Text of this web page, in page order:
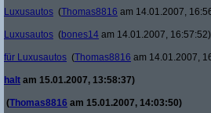
Luxusautos (Thomas8816 am 14.01.2007,
Luxusautos (bones14 am 14.01.2007, 16:57:52)
für Luxusautos (Thomas8816 am 14.01.2007,
halt am 15.01.2007, 13:58:37)
(Thomas8816 am 15.01.2007, 14:03:50)